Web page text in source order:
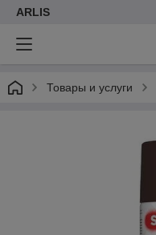
ARLIS
Товары и услуги